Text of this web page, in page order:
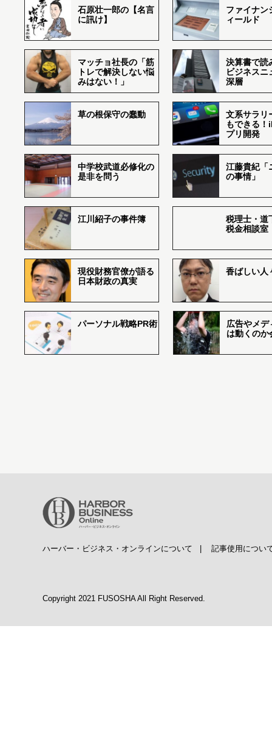
石原壮一郎の【名言
に訊け】
ファイナン
ィールド
マッチョ社長の「筋
トレで解決しない悩
みはない！」
決算書で読
ビジネスニ
深層
草の根保守の蠢動
文系サラリ
もできる
プリ開発
中学校武道必修化の
是非を問う
江藤貴紀「
の事情」
江川紹子の事件簿
税理士・道
税金相談室
現役財務官僚が語る
日本財政の真実
香ばしい
パーソナル戦略PR術
広告やメデ
は動くのか
ハーバー・ビジネス・オンラインについて 記事使用につい
Copyright 2021 FUSOSHA All Right Reserved.